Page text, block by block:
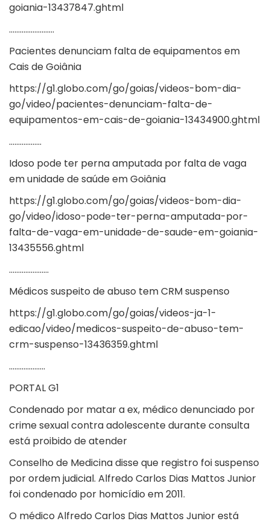
goiania-13437847.ghtml
…………………….
Pacientes denunciam falta de equipamentos em
Cais de Goiânia
https://g1.globo.com/go/goias/videos-bom-dia-
go/video/pacientes-denunciam-falta-de-
equipamentos-em-cais-de-goiania-13434900.ghtml
………………
Idoso pode ter perna amputada por falta de vaga
em unidade de saúde em Goiânia
https://g1.globo.com/go/goias/videos-bom-dia-
go/video/idoso-pode-ter-perna-amputada-por-
falta-de-vaga-em-unidade-de-saude-em-goiania-
13435556.ghtml
………………….
Médicos suspeito de abuso tem CRM suspenso
https://g1.globo.com/go/goias/videos-ja-1-
edicao/video/medicos-suspeito-de-abuso-tem-
crm-suspenso-13436359.ghtml
………………..
PORTAL G1
Condenado por matar a ex, médico denunciado por
crime sexual contra adolescente durante consulta
está proibido de atender
Conselho de Medicina disse que registro foi suspenso
por ordem judicial. Alfredo Carlos Dias Mattos Junior
foi condenado por homicídio em 2011.
O médico Alfredo Carlos Dias Mattos Junior está